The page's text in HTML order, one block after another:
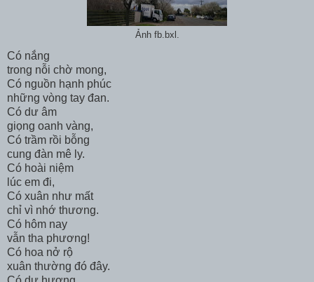
Ảnh fb.bxl.
Có nắng
trong nỗi chờ mong,
Có nguồn hạnh phúc
những vòng tay đan.
Có dư âm
giọng oanh vàng,
Có trầm rồi bỗng
cung đàn mê ly.
Có hoài niệm
lúc em đi,
Có xuân như mất
chỉ vì nhớ thương.
Có hôm nay
vẫn tha phương!
Có hoa nở rộ
xuân thường đó đây.